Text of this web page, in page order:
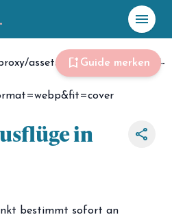
menu
bookmark_add Guide merken
in
share
bestimmt sofort an